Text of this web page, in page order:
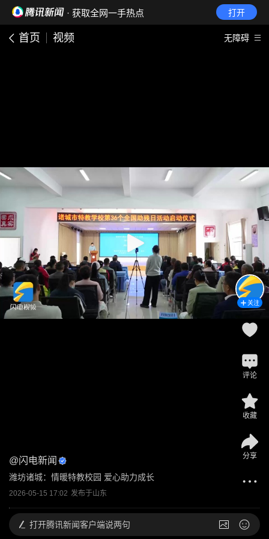
· 获取全网一手热点 打开
首页 视频 无障碍
@闪电新闻
潍坊诸城：情暖特教校园 爱心助力成长
2026-05-15 17:02 发布于山东
关注
评论
收藏
分享
打开腾讯新闻客户端说两句